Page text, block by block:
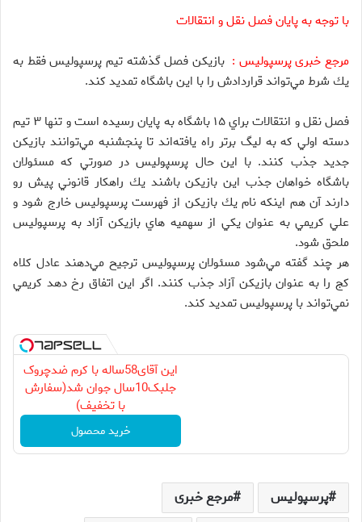
با توجه به پایان فصل نقل و انتقالات
مرجع خبری پرسپولیس :بازيكن فصل گذشته تيم پرسپوليس فقط به
يك شرط مي‌تواند قراردادش را با اين باشگاه تمديد كند.
فصل نقل و انتقالات براي ۱۵ باشگاه به پايان رسيده است و تنها ۳ تيم
دسته اولي كه به ليگ برتر راه يافته‌اند تا پنجشنبه مي‌توانند بازيكن
جديد جذب كنند. با اين حال پرسپوليس در صورتي كه مسئولان
باشگاه خواهان جذب اين بازيكن باشند يك راهكار قانوني پيش رو
دارند آن هم اينكه نام يك بازيكن از فهرست پرسپوليس خارج شود و
علي كريمي به عنوان يكي از سهميه هاي بازيكن آزاد به پرسپوليس
ملحق شود.
هر چند گفته مي‌شود مسئولان پرسپوليس ترجيح مي‌دهند عادل كلاه
كج را به عنوان بازيكن آزاد جذب كنند. اگر اين اتفاق رخ دهد كريمي
نمي‌تواند با پرسپوليس تمديد كند.
این آقای58ساله با کرم ضدچروک
جلبک10سال جوان شد(سفارش
با تخفیف)
خرید محصول
پرسپولیس
مرجع خبری